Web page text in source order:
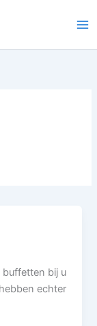
bij u
echter